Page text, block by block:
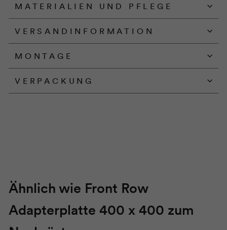
MATERIALIEN UND PFLEGE
VERSANDINFORMATION
MONTAGE
VERPACKUNG
Ähnlich wie Front Row
Adapterplatte 400 x 400 zum